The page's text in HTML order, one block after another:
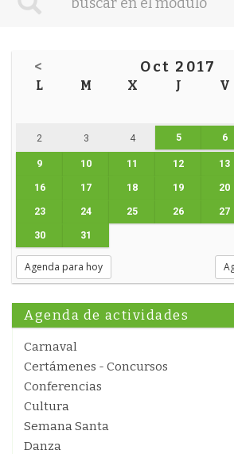
< Oct 2017
L M X J V
2 3 4 5 6
9 10 11 12 13
16 17 18 19 20
23 24 25 26 27
30 31
Agenda para hoy
Agenda de actividades
Carnaval
Certámenes - Concursos
Conferencias
Cultura
Semana Santa
Danza